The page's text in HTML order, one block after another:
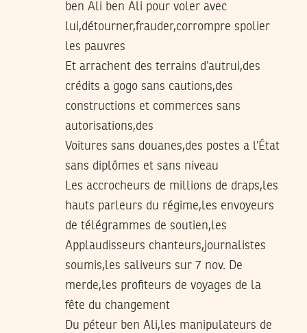
ben Ali ben Ali pour voler avec
lui,détourner,frauder,corrompre spolier
les pauvres
Et arrachent des terrains d’autrui,des
crédits a gogo sans cautions,des
constructions et commerces sans
autorisations,des
Voitures sans douanes,des postes a l’État
sans diplômes et sans niveau
Les accrocheurs de millions de draps,les
hauts parleurs du régime,les envoyeurs
de télégrammes de soutien,les
Applaudisseurs chanteurs,journalistes
soumis,les saliveurs sur 7 nov. De
merde,les profiteurs de voyages de la
fête du changement
Du péteur ben Ali,les manipulateurs de